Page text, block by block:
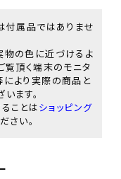
付属品ではありませ
物の色に近づけるよ
覧頂く端末のモニタ
より実際の商品と
ます。
ことはショッピング
さい。